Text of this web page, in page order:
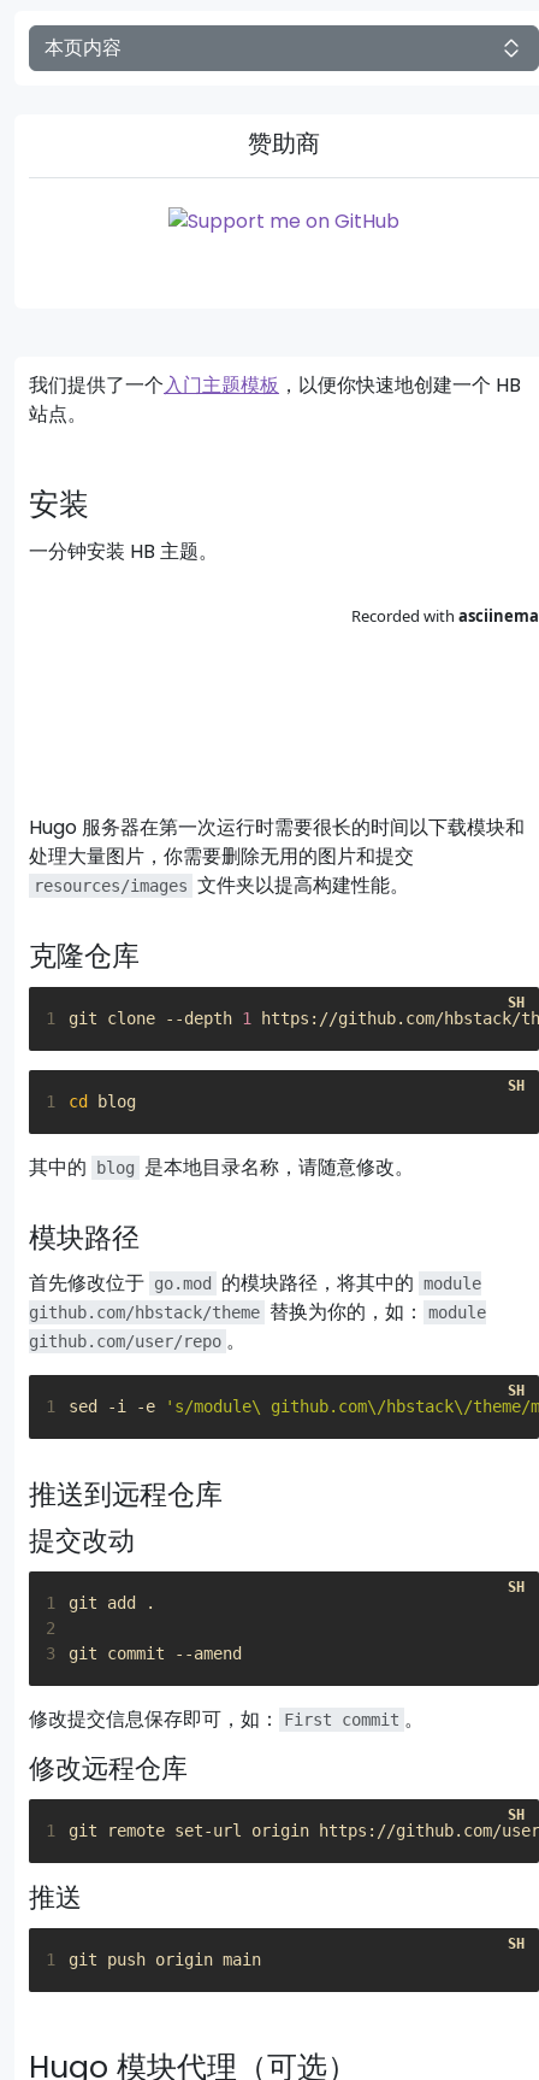
本页内容
赞助商
我们提供了一个入门主题模板 ，以便你快速地创建一个 HB
站点。
安装
一分钟安装 HB 主题。
Hugo 服务器在第一次运行时需要很长的时间以下载模块和
处理大量图片，你需要删除无用的图片和提交
resources/images 文件夹以提高构建性能。
克隆仓库
1 git clone --depth 1
1 cd blog
其中的 blog 是本地目录名称，请随意修改。
模块路径
首先修改位于 go.mod 的模块路径，将其中的 module
github.com/hbstack/theme 替换为你的，如：
module
github.com/user/repo 。
1 sed -i -e 's/module\ github.com\/hbstack\/
推送到远程仓库
提交改动
1
2
3
修改提交信息保存即可，如： First commit 。
修改远程仓库
1
推送
1 git push origin main
Hugo 模块代理（可选）